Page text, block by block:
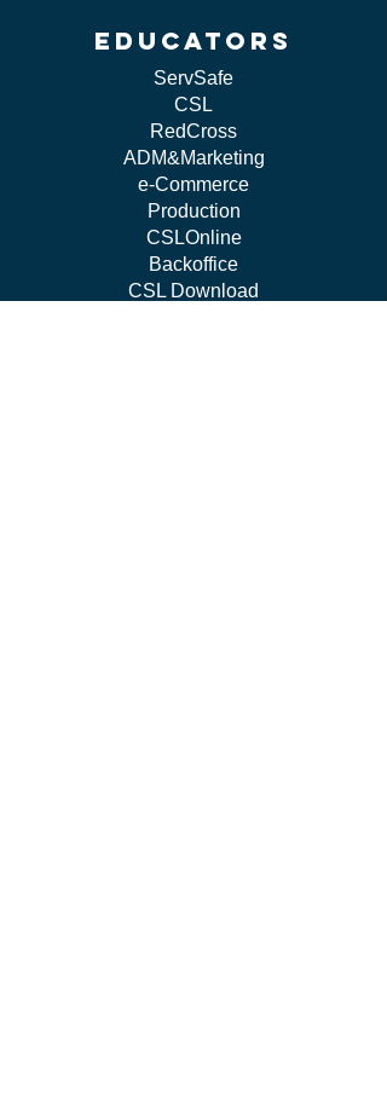
educators
ServSafe
CSL
RedCross
ADM&Marketing
e-Commerce
Production
CSLOnline
Backoffice
CSL Download